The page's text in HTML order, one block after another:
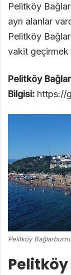
Pelitköy
ayrı alanlar
Pelitköy
vakit geçirmek
Pelitköy
Bilgisi: https://
Pelitköy
Pelitköy